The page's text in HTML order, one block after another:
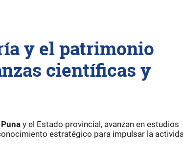
y el patrimonio
científicas y
y el Estado provincial, avanzan en estudios
estratégico para impulsar la